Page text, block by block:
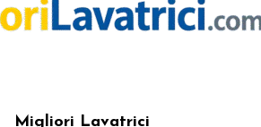
Migliori Lavatrici